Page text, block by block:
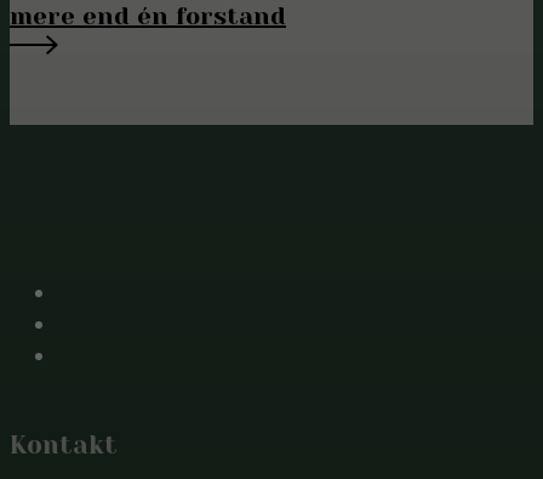
mere end én forstand
Kontakt